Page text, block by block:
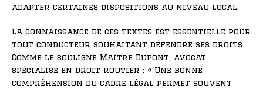
adapter certaines dispositions au niveau local.
La connaissance de ces textes est essentielle pour
tout conducteur souhaitant défendre ses droits.
Comme le souligne Maître Dupont, avocat
spécialisé en droit routier : « Une bonne
compréhension du cadre légal permet souvent